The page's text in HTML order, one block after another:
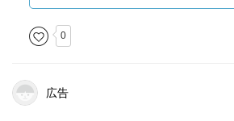
なのだ。そんな市井の人間の慎ましい
治の使命ではないのか。しかし近年の
益――それも巨万の利益――追求の為に
争と無謀なギャンブルを強要され、日
れていった。日々を真当に生きている
0
広告